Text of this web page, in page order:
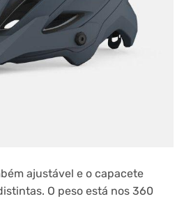
ajustável e o capacete
O peso está nos 360